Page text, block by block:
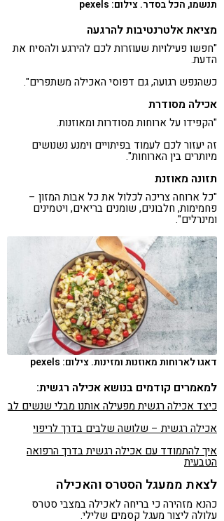
תנשמו, הכל בסדר. צילום: pexels
מציאת אלטרנטיבות להרגעה
"חפשו פעילויות שעוזרות לכם להירגע ולהסיח את
הדעת.
כשהנפש רגועה, גם דפוסי האכילה משתפרים".
אכילה מסודרת
"הקפידו על ארוחות מסודרות ומאוזנות.
זה יעזור לכם לעמוד בפיתויים וימנע נשנושים
מיותרים בין הארוחות".
תזונה מאוזנת
"כל ארוחה צריכה לכלול את כל אבות המזון –
פחמימות, חלבונים, שומנים בריאים, ויטמינים
ומינרלים".
דאגו לארוחות מאוזנות ומזינות. צילום: pexels
למאמרים קודמים בנושא אכילה רגשית:
כיצד אכילה רגשית מפעילה אותנו מבלי שנשים לב
אכילה רגשית – שלושה שלבים בדרך לריפוי
איך להתמודד עם אכילה רגשית בדרך הרפואה
הטבעית
לצאת ממעגל הסטרס והאכילה
כהנא מזהירה כי בריחה לאכילה במצבי סטרס
עלולה ליצור מעגל קסמים שלילי.